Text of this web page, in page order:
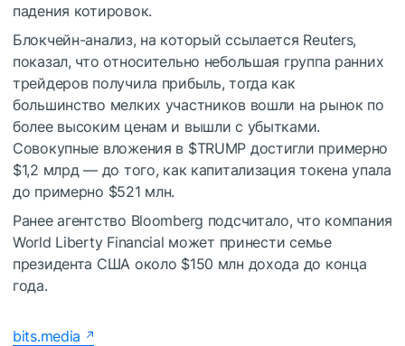
падения котировок.
Блокчейн-анализ, на который ссылается Reuters,
показал, что относительно небольшая группа ранних
трейдеров получила прибыль, тогда как
большинство мелких участников вошли на рынок по
более высоким ценам и вышли с убытками.
Совокупные вложения в $TRUMP достигли примерно
$1,2 млрд — до того, как капитализация токена упала
до примерно $521 млн.
Ранее агентство Bloomberg подсчитало, что компания
World Liberty Financial может принести семье
президента США около $150 млн дохода до конца
года.
bits.media